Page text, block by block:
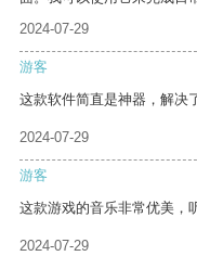
2024-07-29
游客
这款软件简直是神器，解决
2024-07-29
游客
这款游戏的音乐非常优美，
2024-07-29